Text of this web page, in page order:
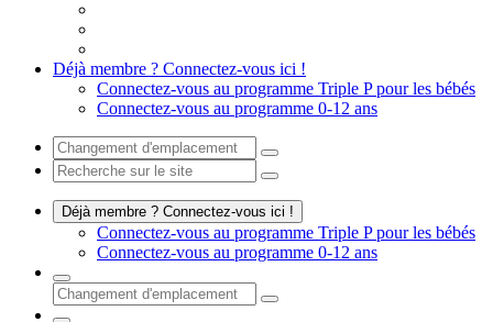
Déjà membre ? Connectez-vous ici !
Connectez-vous au programme Triple P pour les bébés
Connectez-vous au programme 0-12 ans
Déjà membre ? Connectez-vous ici !
Connectez-vous au programme Triple P pour les bébés
Connectez-vous au programme 0-12 ans